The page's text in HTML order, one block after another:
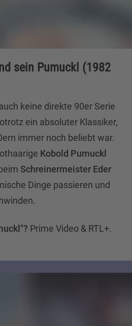
sein Pumuckl (1982
keine direkte 90er Serie
ein absoluter Klassiker,
immer noch beliebt war.
Kobold Pumuckl
Schreinermeister Eder
Dinge passieren und
Prime Video & RTL+.